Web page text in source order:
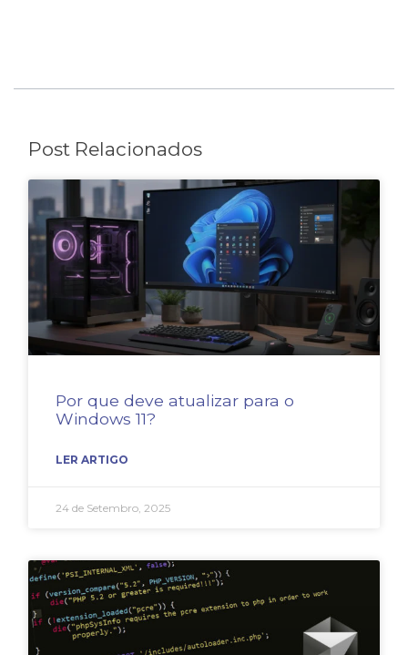
Post Relacionados
Por que deve atualizar para o
Windows 11?
LER ARTIGO
24 de Setembro, 2025